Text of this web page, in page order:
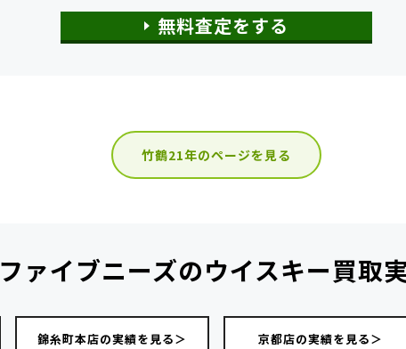
無料査定をする
竹鶴21年のページを見る
ファイブニーズのウイスキー買取
錦糸町本店の実績を見る＞ 京都店の実績を見る＞